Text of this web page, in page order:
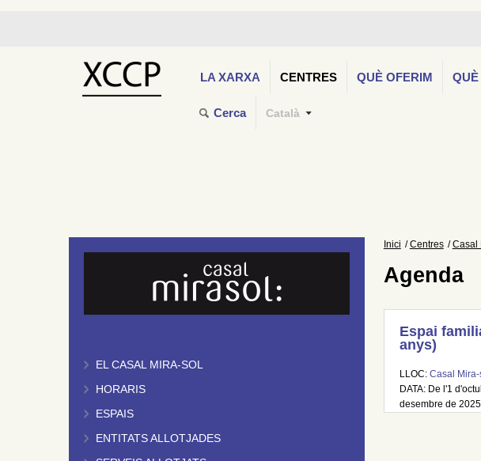
LA XARXA CENTRES QUÈ OFERIM QUÈ
Cerca Català
EL CASAL MIRA-SOL
HORARIS
ESPAIS
ENTITATS ALLOTJADES
Inici Centres Casal
Agenda
Espai
anys)
LLOC: Casal Mira-
DATA: De l'1
desembre de 2025